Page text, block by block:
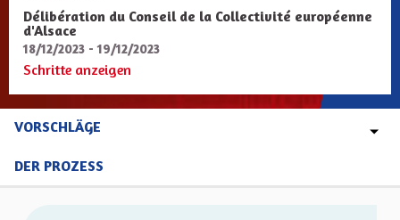
Délibération du Conseil de la Collectivité européenne
d'Alsace
18/12/2023 - 19/12/2023
Schritte anzeigen
VORSCHLÄGE
DER PROZESS